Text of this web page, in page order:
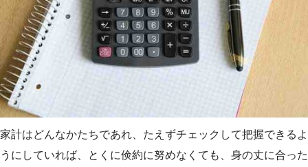
家計はどんなかたちであれ、たえずチェックして把握できるよ
うにしていれば、とくに倹約に努めなくても、身の丈に合った